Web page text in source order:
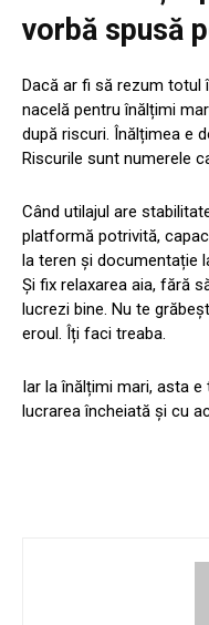
vorbă spusă
Dacă ar fi să rezum totul
nacelă pentru înălțimi
după riscuri. Înălțimea e
Riscurile sunt numerele
Când utilajul are
platformă potrivită,
la teren și documentație
Și fix relaxarea aia, fără
lucrezi bine. Nu te
eroul. Îți faci treaba.
Iar la înălțimi mari, asta
lucrarea încheiată și cu